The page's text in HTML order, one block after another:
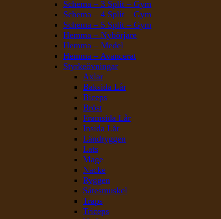
Schema – 3 Split – Gym
Schema – 4 Split – Gym
Schema – 5 Split – Gym
Hemma – Nybörjare
Hemma – Medel
Hemma – Avancerat
Styrkeövningar
Axlar
Baksida Lår
Biceps
Bröst
Framsida Lår
Insida Lår
Ländryggen
Lats
Mage
Nacke
Ryggen
Sätesmuskel
Traps
Triceps